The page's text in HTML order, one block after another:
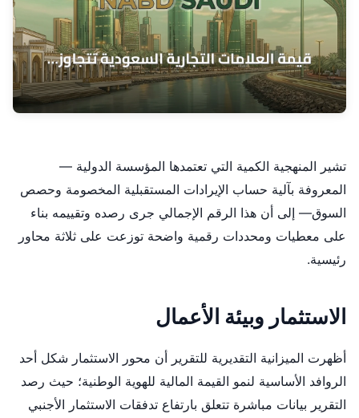
تشير المنهجية الكمية التي تعتمدها المؤسسة الدولية —
المعروفة بآلية حساب الإيرادات المستقبلية المخصومة وحصص
السوق— إلى أن هذا الرقم الإجمالي جرى رصده وتقييمه بناء
على معطيات ومحددات رقمية واضحة توزعت على ثلاثة محاور
رئيسية.
الاستثمار وبيئة الأعمال
أظهرت الميزانية التقديرية للتقرير أن محور الاستثمار شكل أحد
الروافد الأساسية لنمو القيمة المالية للهوية الوطنية؛ حيث رصد
التقرير بيانات مباشرة تتعلق بارتفاع تدفقات الاستثمار الأجنبي